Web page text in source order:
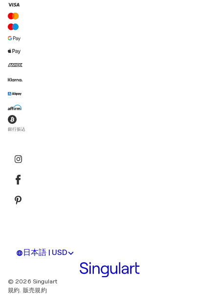
力
し
て
く
だ
さ
銀行振込
日本語 | USD
© 2026 Singulart
規約. 販売規約